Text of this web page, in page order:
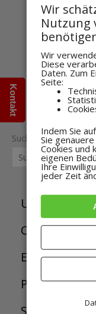
Kontakt
Suche
Controller 11
r
Erweiterung
Pakete 33
Sensoren 66
Wir
Nutzung
Wir
Diese
Daten. Zum
Seite:
Indem Sie
Sie
Cookies und
eigenen
Ihre
jeder Zeit